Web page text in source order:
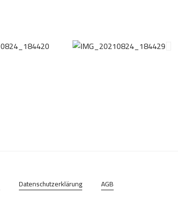
Datenschutzerklärung AGB